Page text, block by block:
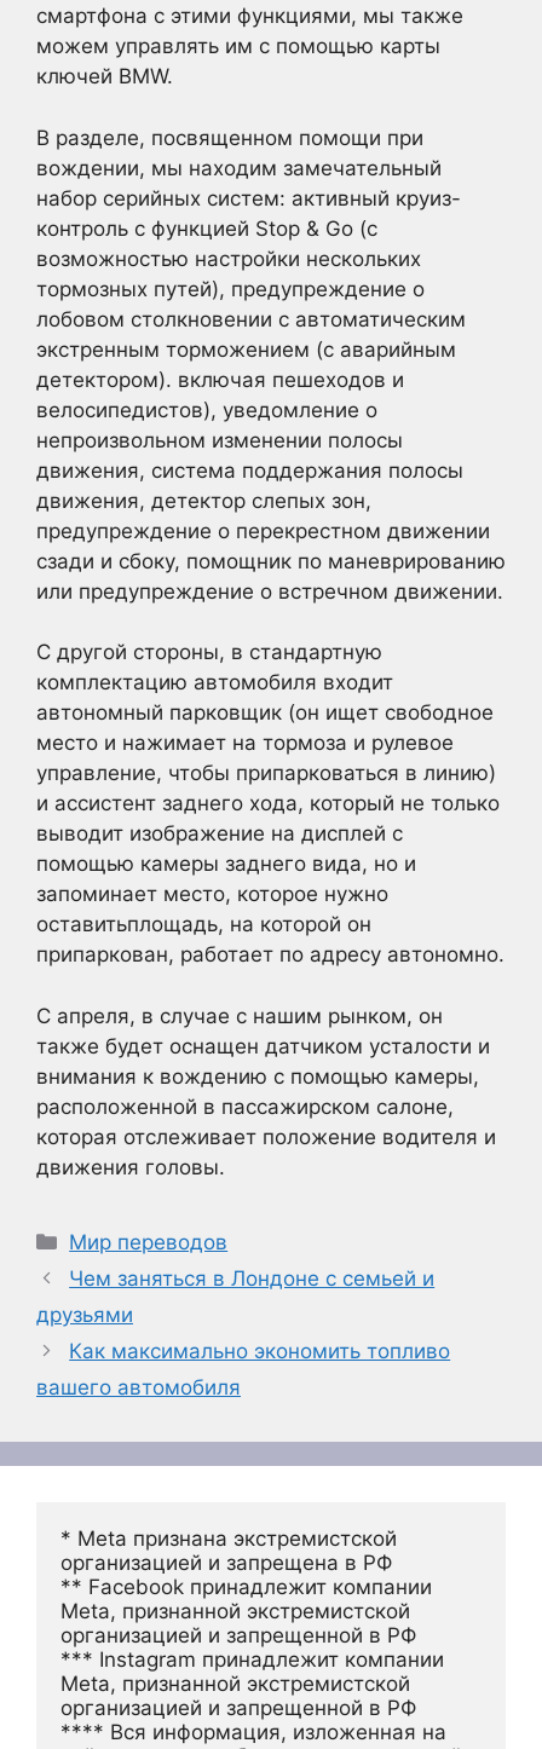
смартфона с этими функциями, мы также
можем управлять им с помощью карты
ключей BMW.
В разделе, посвященном помощи при
вождении, мы находим замечательный
набор серийных систем: активный круиз-
контроль с функцией Stop & Go (с
возможностью настройки нескольких
тормозных путей), предупреждение о
лобовом столкновении с автоматическим
экстренным торможением (с аварийным
детектором). включая пешеходов и
велосипедистов), уведомление о
непроизвольном изменении полосы
движения, система поддержания полосы
движения, детектор слепых зон,
предупреждение о перекрестном движении
сзади и сбоку, помощник по маневрированию
или предупреждение о встречном движении.
С другой стороны, в стандартную
комплектацию автомобиля входит
автономный парковщик (он ищет свободное
место и нажимает на тормоза и рулевое
управление, чтобы припарковаться в линию)
и ассистент заднего хода, который не только
выводит изображение на дисплей с
помощью камеры заднего вида, но и
запоминает место, которое нужно
оставитьплощадь, на которой он
припаркован, работает по адресу автономно.
С апреля, в случае с нашим рынком, он
также будет оснащен датчиком усталости и
внимания к вождению с помощью камеры,
расположенной в пассажирском салоне,
которая отслеживает положение водителя и
движения головы.
Рубрики
Мир переводов
Чем заняться в Лондоне с семьей и
друзьями
Как максимально экономить топливо
вашего автомобиля
* Meta признана экстремистской
организацией и запрещена в РФ
** Facebook принадлежит компании
Meta, признанной экстремистской
организацией и запрещенной в РФ
*** Instagram принадлежит компании
Meta, признанной экстремистской
организацией и запрещенной в РФ
**** Вся информация, изложенная на